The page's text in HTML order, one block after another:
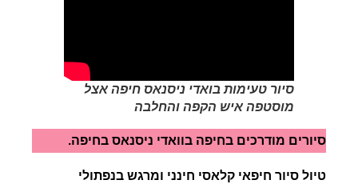
סיור טעימות בואדי ניסנאס חיפה אצל
מוסטפה איש הקפה והחלבה
סיורים מודרכים בחיפה בוואדי ניסנאס בחיפה.
טיול סיור חיפאי קלאסי חינני ומרגש בנפתולי